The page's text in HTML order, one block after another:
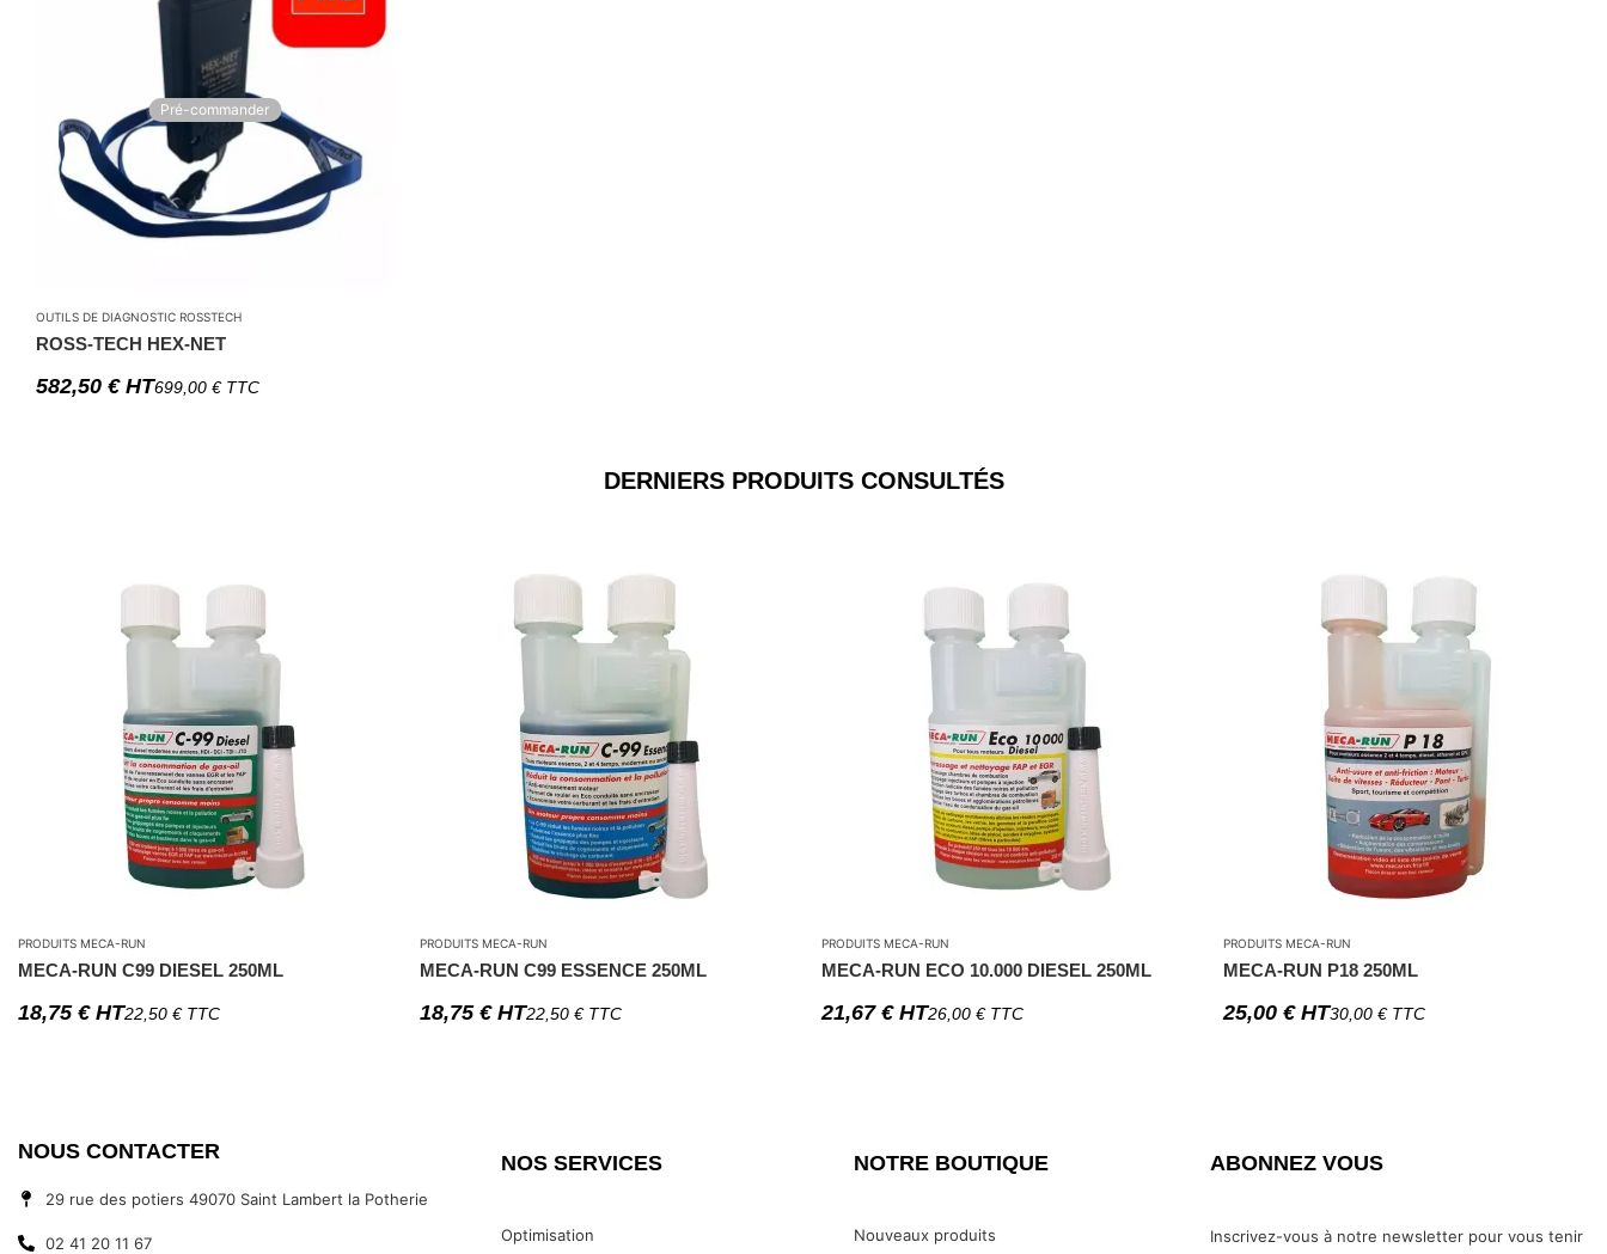
Pré-commander
OUTILS DE DIAGNOSTIC ROSSTECH
ROSS-TECH HEX-NET
582,50 €HT699,00 €TTC
DERNIERS PRODUITS CONSULTÉS
PRODUITS MECA-RUN
MECA-RUN C99 DIESEL 250ML
18,75 €HT22,50 €TTC
PRODUITS MECA-RUN
MECA-RUN C99 ESSENCE 250ML
18,75 €HT22,50 €TTC
PRODUITS MECA-RUN
MECA-RUN ECO 10.000 DIESEL 250ML
21,67 €HT26,00 €TTC
PRODUITS MECA-RUN
MECA-RUN P18 250ML
25,00 €HT30,00 €TTC
NOUS CONTACTER
29 rue des potiers 49070 Saint Lambert la Potherie
02 41 20 11 67
NOS SERVICES
Optimisation
NOTRE BOUTIQUE
Nouveaux produits
ABONNEZ VOUS
Inscrivez-vous à notre newsletter pour vous tenir